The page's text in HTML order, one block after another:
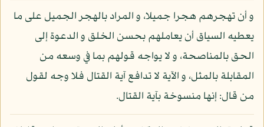
و أن تهجرهم هجرا جميلا، و المراد بالهجر الجميل على ما
يعطيه السياق أن يعاملهم بحسن الخلق و الدعوة إلى
الحق بالمناصحة، و لا يواجه قولهم بما في وسعه من
المقابلة بالمثل، و الآية لا تدافع آية القتال فلا وجه لقول
من قال: إنها منسوخة بآية القتال.